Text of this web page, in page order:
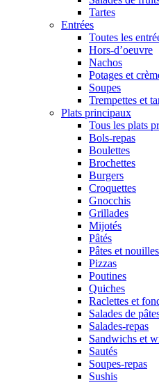
Tartes
Entrées
Toutes les
Hors-d’oeuvre
Nachos
Potages et
Soupes
Trempettes et
Plats principaux
Tous les plats
Bols-repas
Boulettes
Brochettes
Burgers
Croquettes
Gnocchis
Grillades
Mijotés
Pâtés
Pâtes et nouilles
Pizzas
Poutines
Quiches
Raclettes et
Salades de
Salades-repas
Sandwichs et
Sautés
Soupes-repas
Sushis